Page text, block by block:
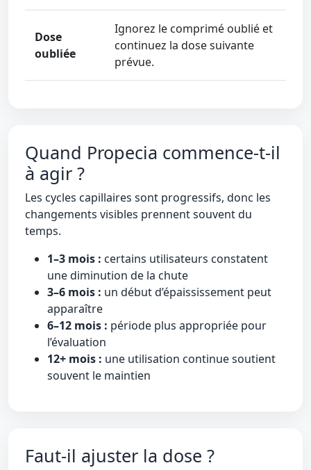
Dose
oubliée
Ignorez le comprimé oublié et
continuez la dose suivante
prévue.
Quand Propecia commence-t-il
à agir ?
Les cycles capillaires sont progressifs, donc les
changements visibles prennent souvent du
temps.
1–3 mois : certains utilisateurs constatent
une diminution de la chute
3–6 mois : un début d’épaississement peut
apparaître
6–12 mois : période plus appropriée pour
l’évaluation
12+ mois : une utilisation continue soutient
souvent le maintien
Faut-il ajuster la dose ?